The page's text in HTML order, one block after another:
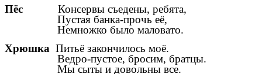
Пёс Консервы съедены, ребята,
Пустая банка-прочь её,
Немножко было маловато.
Хрюшка Питьё закончилось моё.
Ведро-пустое, бросим, братцы.
Мы сыты и довольны все.